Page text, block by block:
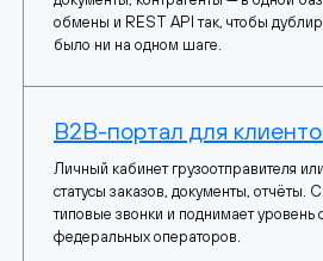
обмены и REST API так, чтобы
было ни на одном шаге.
B2B-портал для
Личный кабинет грузоотправителя
статусы заказов, документы, отчёты.
типовые звонки и поднимает уровень
федеральных операторов.